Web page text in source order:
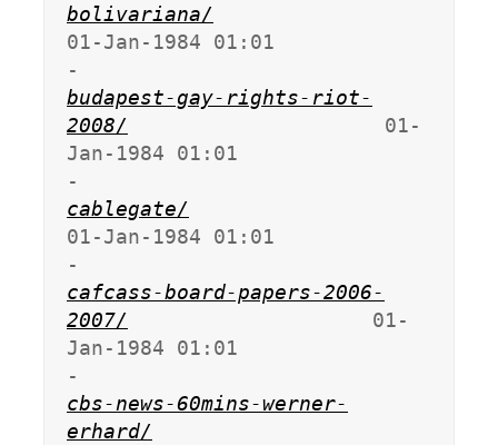
bolivariana/
01-Jan-1984 01:01
budapest-gay-rights-riot-
2008/
                     01-
Jan-1984 01:01
cablegate/
01-Jan-1984 01:01
cafcass-board-papers-2006-
2007/
                    01-
Jan-1984 01:01
cbs-news-60mins-werner-
erhard/